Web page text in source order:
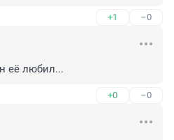
+1 –0
её любил...
+0 –0